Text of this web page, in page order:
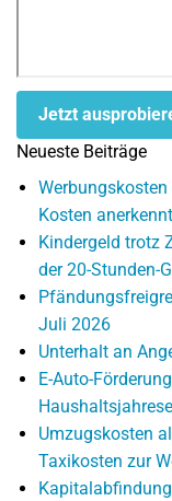
Jetzt
Neueste Beiträge
Kosten anerkennt
Kindergeld trotz
der 20-Stunden-
Juli 2026
Unterhalt an
E-Auto-
Umzugskosten
Taxikosten zur